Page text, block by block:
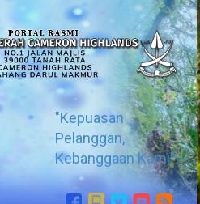
"Kepuasan
Pelanggan,
Kebanggaan Kami"